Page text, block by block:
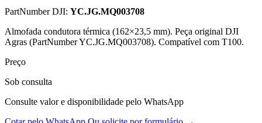
PartNumber DJI: YC.JG.MQ003708
Almofada condutora térmica (162×23,5 mm). Peça original DJI
Agras (PartNumber YC.JG.MQ003708). Compatível com T100.
Preço
Sob consulta
Consulte valor e disponibilidade pelo WhatsApp